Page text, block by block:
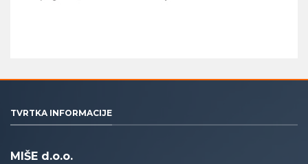
TVRTKA INFORMACIJE
MIŠE d.o.o.